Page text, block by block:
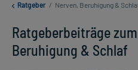
Ratgeber / Nerven, Beruhigung &
Ratgeberbeiträge
Beruhigung & Schlaf